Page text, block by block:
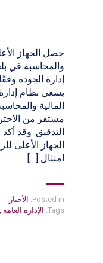
حصل الجهاز
والمحاسبة في
يسعى نظام
المالية
مستقر من
التدقيق. وقد
الجهاز الأعلى
امتثال […]
Posted in: الأخبار
Tags: الإدارة العامة ,